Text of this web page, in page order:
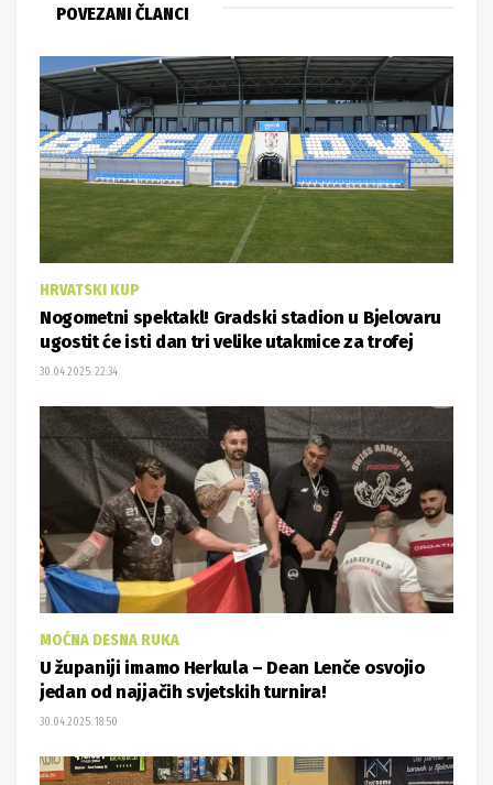
HRVATSKI KUP
Nogometni spektakl! Gradski stadion u Bjelovaru
ugostit će isti dan tri velike utakmice za trofej
30.04.2025. 22:34
MOĆNA DESNA RUKA
U županiji imamo Herkula – Dean Lenče osvojio
jedan od najjačih svjetskih turnira!
30.04.2025. 18:50